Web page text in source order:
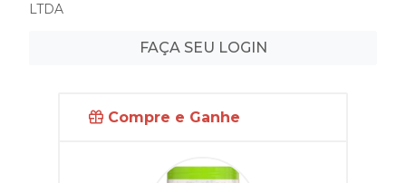
LTDA
FAÇA SEU LOGIN
Compre e Ganhe